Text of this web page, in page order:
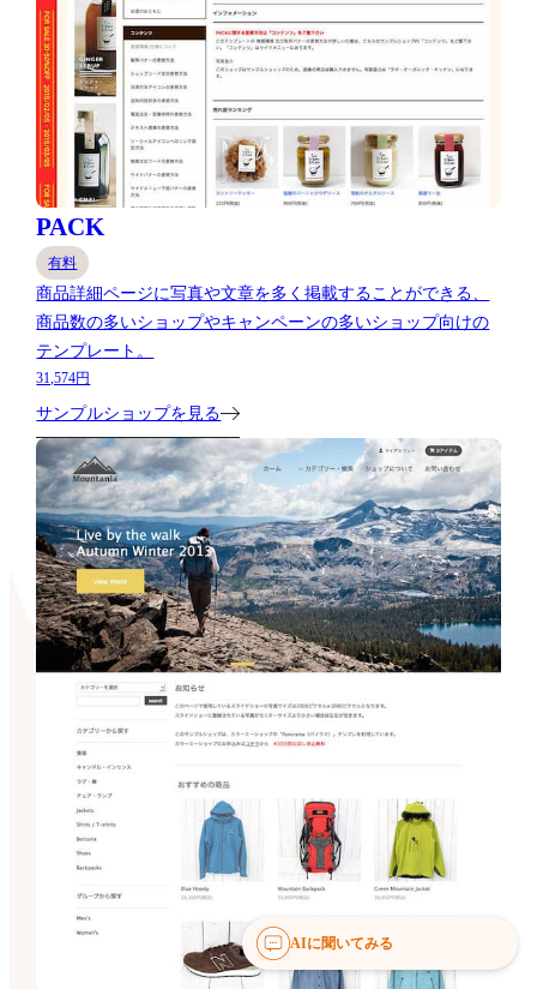
PACK
有料
商品詳細ページに写真や文章を多く掲載することができる、
商品数の多いショップやキャンペーンの多いショップ向けの
テンプレート。
31,574円
サンプルショップを見る
AIに聞いてみる